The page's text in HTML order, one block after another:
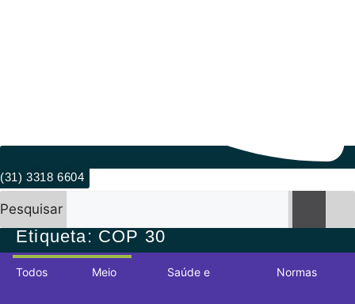
(31) 3318 6604
Pesquisar
Etiqueta: COP 30
Todos Meio Saúde e Normas